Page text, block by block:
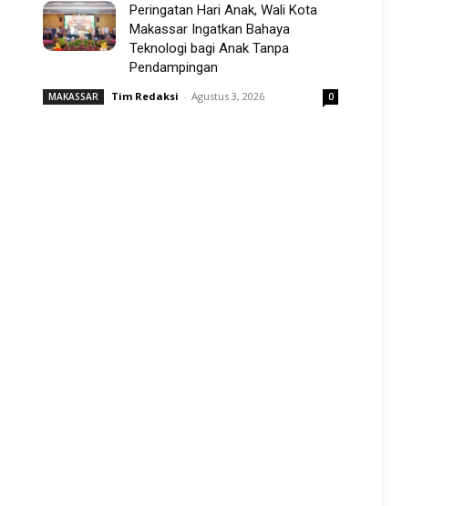
Peringatan Hari Anak, Wali Kota
Makassar Ingatkan Bahaya
Teknologi bagi Anak Tanpa
Pendampingan
MAKASSAR Tim Redaksi - Agustus 3, 2026 0